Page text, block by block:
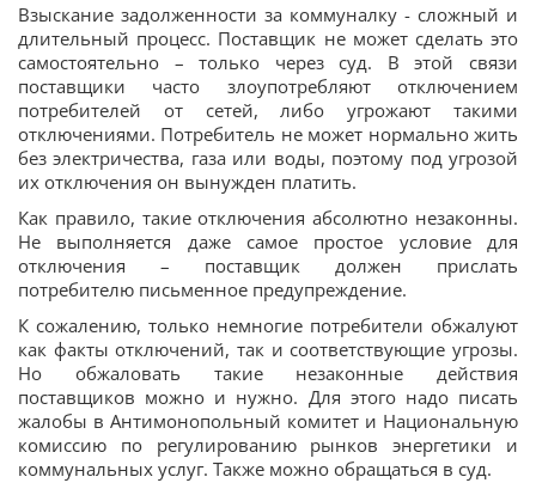
Взыскание задолженности за коммуналку - сложный и
длительный процесс. Поставщик не может сделать это
самостоятельно – только через суд. В этой связи
поставщики часто злоупотребляют отключением
потребителей от сетей, либо угрожают такими
отключениями. Потребитель не может нормально жить
без электричества, газа или воды, поэтому под угрозой
их отключения он вынужден платить.
Как правило, такие отключения абсолютно незаконны.
Не выполняется даже самое простое условие для
отключения – поставщик должен прислать
потребителю письменное предупреждение.
К сожалению, только немногие потребители обжалуют
как факты отключений, так и соответствующие угрозы.
Но обжаловать такие незаконные действия
поставщиков можно и нужно. Для этого надо писать
жалобы в Антимонопольный комитет и Национальную
комиссию по регулированию рынков энергетики и
коммунальных услуг. Также можно обращаться в суд.